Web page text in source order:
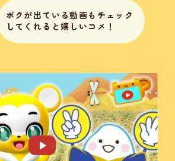
ボクが出ている動画も チェック
してくれると嬉しいコメ！